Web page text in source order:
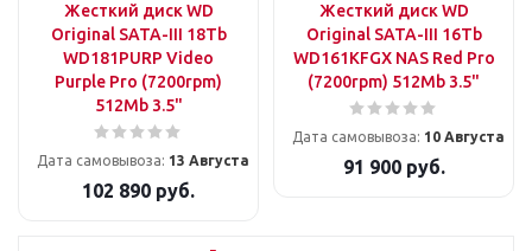
Жесткий диск WD
Original SATA-III 18Tb
WD181PURP Video
Purple Pro (7200rpm)
512Mb 3.5"
Дата самовывоза: 13 Августа
102 890 руб.
Жесткий диск WD
Original SATA-III 16Tb
WD161KFGX NAS Red Pro
(7200rpm) 512Mb 3.5"
Дата самовывоза: 10 Августа
91 900руб.